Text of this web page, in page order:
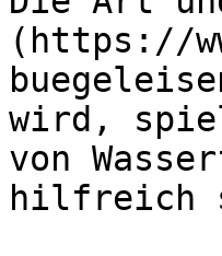
(https://
wird,
von
hilfreich